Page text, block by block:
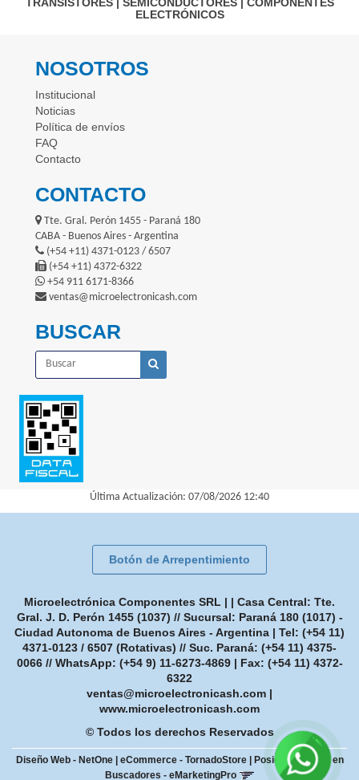
ELECTRÓNICOS
NOSOTROS
Institucional
Noticias
Política de envíos
FAQ
Contacto
CONTACTO
Tte. Gral. Perón 1455 - Paraná 180
CABA - Buenos Aires - Argentina
(+54 +11) 4371-0123 / 6507
(+54 +11) 4372-6322
+54 911 6171-8366
ventas@microelectronicash.com
BUSCAR
Última Actualización: 07/08/2026 12:40
Botón de Arrepentimiento
Microelectrónica Componentes SRL | | Casa Central: Tte.
Gral. J. D. Perón 1455 (1037) // Sucursal: Paraná 180 (1017) -
Ciudad Autonoma de Buenos Aires - Argentina | Tel: (+54 11)
4371-0123 / 6507 (Rotativas) // Suc. Paraná: (+54 11) 4375-
0066 // WhatsApp: (+54 9) 11-6273-4869| Fax: (+54 11) 4372-
6322
ventas@microelectronicash.com |
www.microelectronicash.com
© Todos los derechos Reservados
Diseño Web - NetOne| eCommerce - TornadoStore|
Posicionamiento en
Buscadores - eMarketingPro